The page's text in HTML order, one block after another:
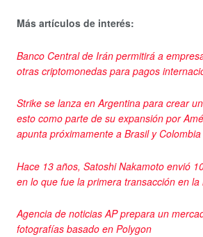
Más artículos de interés:
Banco Central de Irán permitirá a
otras criptomonedas para pagos
Strike se lanza en Argentina para crear
esto como parte de su expansión por
apunta próximamente a Brasil y Colombia
Hace 13 años, Satoshi Nakamoto envió
en lo que fue la primera transacción en
Agencia de noticias AP prepara un
fotografías basado en Polygon